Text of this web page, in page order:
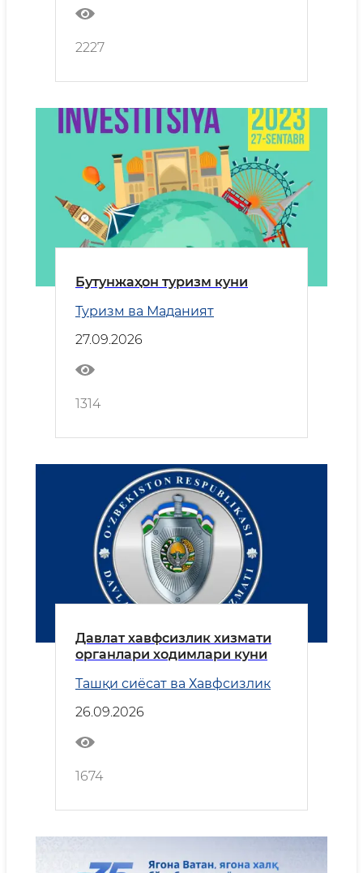
2227
Бутунжаҳон туризм куни
Туризм ва Маданият
27.09.2026
1314
Давлат хавфсизлик хизмати
органлари ходимлари куни
Ташқи сиёсат ва Хавфсизлик
26.09.2026
1674